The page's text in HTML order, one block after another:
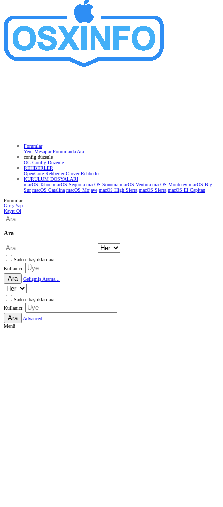
Forumlar
Yeni Mesajlar Forumlarda Ara
confıg düzenle
OC Config Düzenle
REHBERLER
OpenCore Rehberler Clover Rehberler
KURULUM DOSYALARI
macOS Tahoe macOS Sequoia macOS Sonoma macOS Ventura macOS Monterey macOS Big
Sur macOS Catalina macOS Mojave macOS High Sierra macOS Sierra macOS El Capitan
Forumlar
Giriş Yap
Kayıt Ol
Ara
Sadece başlıkları ara
Kullanıcı:
Ara Gelişmiş Arama...
Sadece başlıkları ara
Kullanıcı:
Ara
Advanced...
Menü